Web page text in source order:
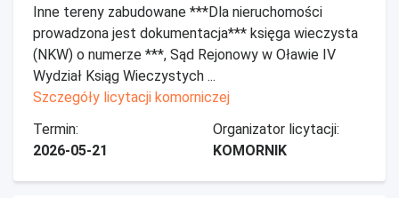
Inne tereny zabudowane ***Dla nieruchomości
prowadzona jest dokumentacja*** księga wieczysta
(NKW) o numerze ***, Sąd Rejonowy w Oławie IV
Wydział Ksiąg Wieczystych ...
Szczegóły licytacji komorniczej
Termin:
2026-05-21
Organizator licytacji:
KOMORNIK